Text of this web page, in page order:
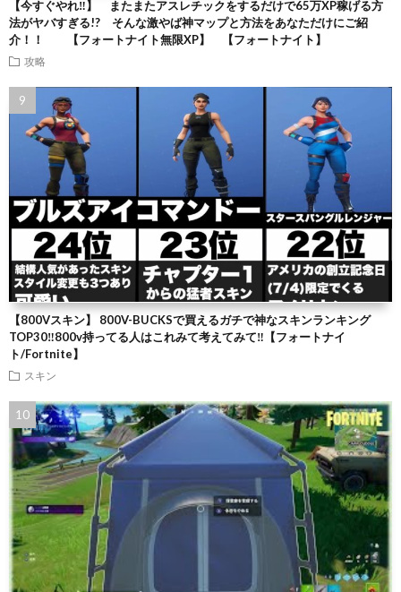
【今すぐやれ‼】 またまたアスレチックをするだけで65万XP稼げる方
法がヤバすぎる!? そんな激やば神マップと方法をあなただけにご紹
介！！ 【フォートナイト無限XP】 【フォートナイト】
攻略
【800Vスキン】 800V-BUCKSで買えるガチで神なスキンランキング
TOP30‼️800v持ってる人はこれみて考えてみて‼️【フォートナイ
ト/Fortnite】
スキン